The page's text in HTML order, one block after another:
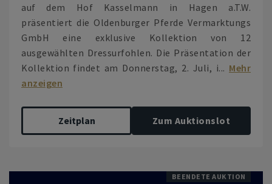
auf dem Hof Kasselmann in Hagen a.T.W.
präsentiert die Oldenburger Pferde Vermarktungs
GmbH eine exklusive Kollektion von 12
ausgewählten Dressurfohlen. Die Präsentation der
Kollektion findet am Donnerstag, 2. Juli, i... Mehr
anzeigen
Zeitplan Zum Auktionslot
BEENDETE AUKTION